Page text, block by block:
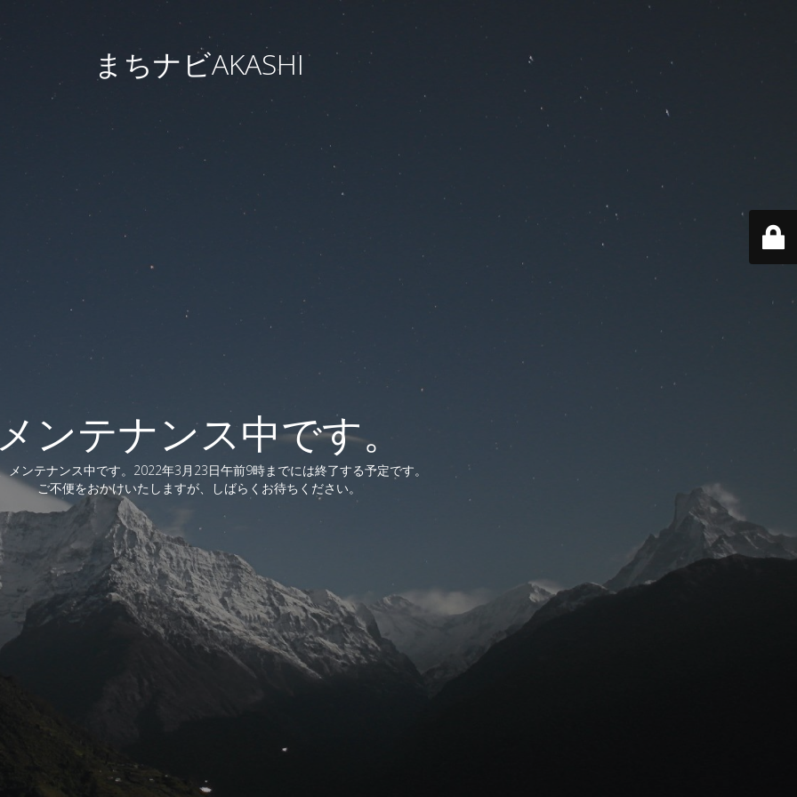
まちナビAKASHI
ンテナンス中です。
メンテナンス中です。2022年3月23日午前9時までには終了する予定です。
ご不便をおかけいたしますが、しばらくお待ちください。